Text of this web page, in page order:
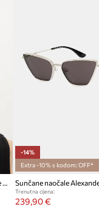
-14%
Extra -10% s kodom: OFF*
Sunčane naočale
Trenutna cijena:
239,90 €